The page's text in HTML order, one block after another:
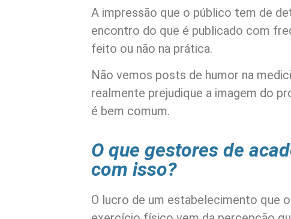
A impressão que o público tem de
encontro do que é publicado com
feito ou não na prática.
Não vemos posts de humor na
realmente prejudique a imagem do
é bem comum.
O que gestores de
com isso?
O lucro de um estabelecimento que